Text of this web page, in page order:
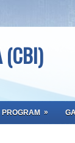
(CBI)
PROGRAM »